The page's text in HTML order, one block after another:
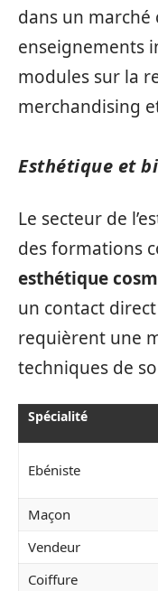
dans un
enseignements
modules sur la
merchandising
Esthétique et
Le secteur de
des formations
esthétique
un contact
requièrent une
techniques de
Spécialité
Ebéniste
Maçon
Vendeur
Coiffure